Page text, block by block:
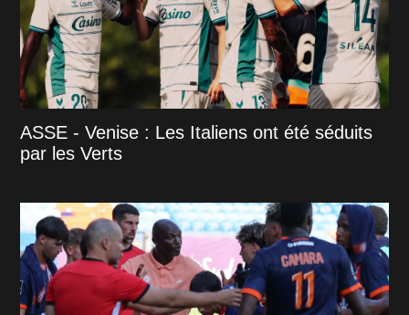
ASSE - Venise : Les Italiens ont été séduits
par les Verts